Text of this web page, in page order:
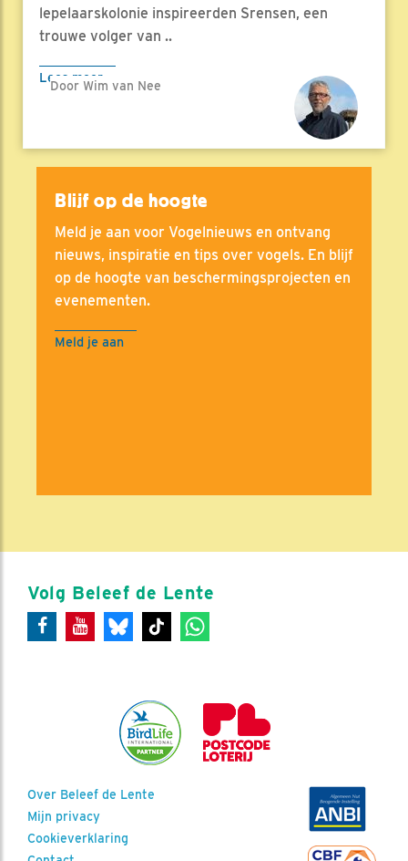
lepelaarskolonie inspireerden Srensen, een
trouwe volger van ..
Lees meer
Door Wim van Nee
Blijf op de hoogte
Meld je aan voor Vogelnieuws en ontvang
nieuws, inspiratie en tips over vogels. En blijf
op de hoogte van beschermingsprojecten en
evenementen.
Meld je aan
Volg Beleef de Lente
Over Beleef de Lente
Mijn privacy
Cookieverklaring